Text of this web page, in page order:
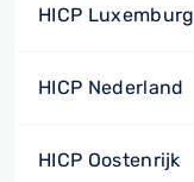
HICP Luxemburg
HICP Nederland
HICP Oostenrijk